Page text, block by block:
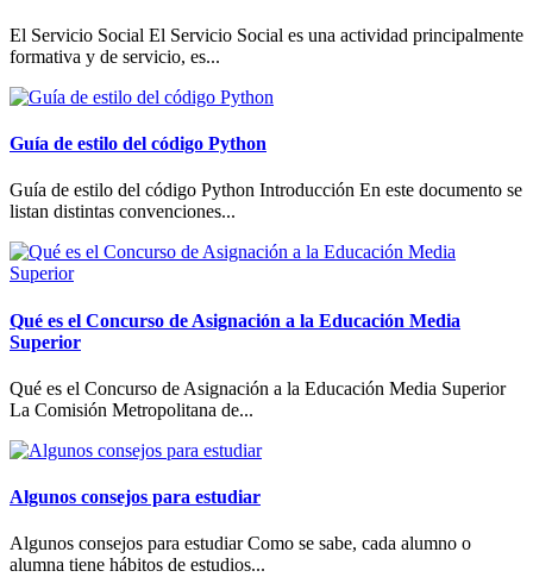
El Servicio Social El Servicio Social es una actividad principalmente
formativa y de servicio, es...
Guía de estilo del código Python
Guía de estilo del código Python Introducción En este documento se
listan distintas convenciones...
Qué es el Concurso de Asignación a la Educación Media
Superior
Qué es el Concurso de Asignación a la Educación Media Superior
La Comisión Metropolitana de...
Algunos consejos para estudiar
Algunos consejos para estudiar Como se sabe, cada alumno o
alumna tiene hábitos de estudios...